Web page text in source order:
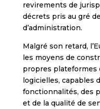
revirements de
décrets pris au gré
d’administration.
Malgré son retard,
les moyens de
propres plateformes
logicielles, capables
fonctionnalités, des
et de la qualité de